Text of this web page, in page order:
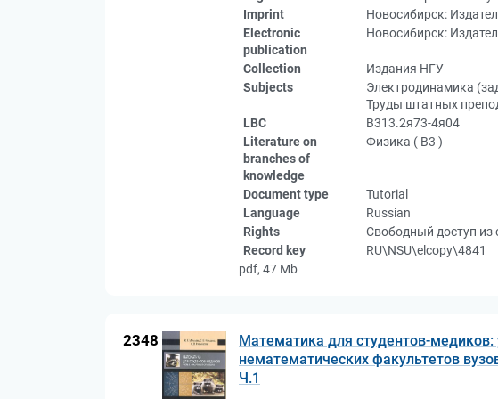
Imprint
Новосибирск:
Electronic
publication
Новосибирск:
Collection
Издания НГУ
Subjects
Электродинамика
Труды штатных
LBC
В313.2я73-4я04
Literature on
branches of
knowledge
Физика ( В3 )
Document type
Tutorial
Language
Russian
Rights
Свободный доступ из
Record key
RU\NSU\elcopy\4841
pdf, 47 Mb
2348
Математика для студентов-медиков:
нематематических факультетов
Ч.1